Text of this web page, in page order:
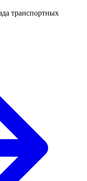
транспортных